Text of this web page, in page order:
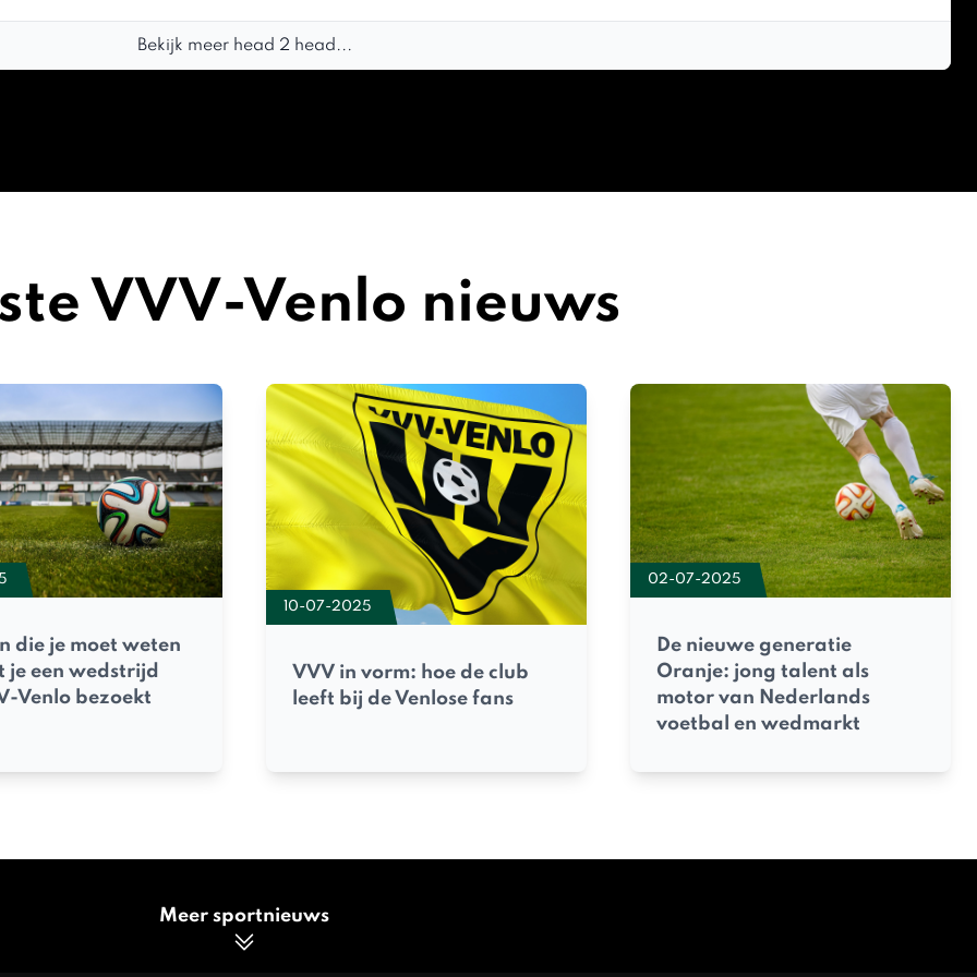
Bekijk meer head 2 head...
VVV-Venlo nieuws
die je moet weten
je een wedstrijd
Venlo bezoekt
10-07-2025
VVV in vorm: hoe de club
leeft bij de Venlose fans
02-07-2025
De nieuwe generatie
Oranje: jong talent als
motor van Nederlands
voetbal en wedmarkt
Meer sportnieuws